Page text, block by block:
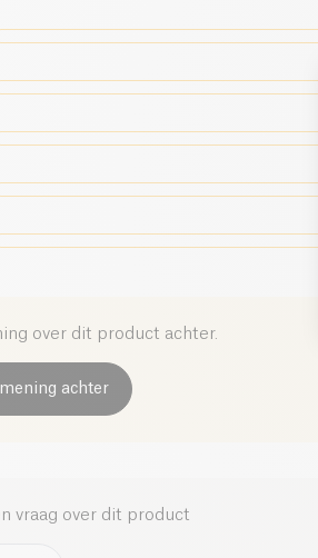
over dit product achter.
achter
vraag over dit product